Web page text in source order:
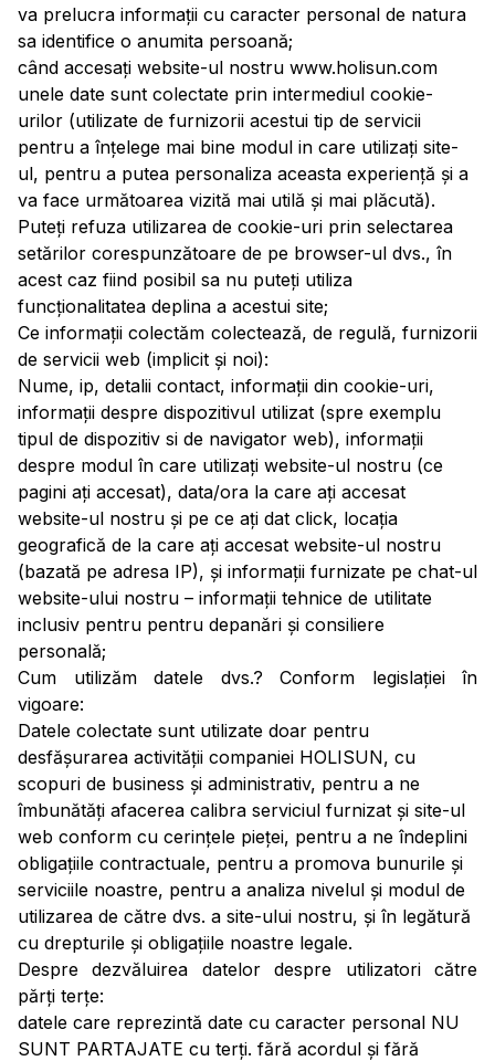
va prelucra informații cu caracter personal de natura
sa identifice o anumita persoană;
când accesați website-ul nostru www.holisun.com
unele date sunt colectate prin intermediul cookie-
urilor (utilizate de furnizorii acestui tip de servicii
pentru a înțelege mai bine modul in care utilizați site-
ul, pentru a putea personaliza aceasta experiență și a
va face următoarea vizită mai utilă și mai plăcută).
Puteți refuza utilizarea de cookie-uri prin selectarea
setărilor corespunzătoare de pe browser-ul dvs., în
acest caz fiind posibil sa nu puteți utiliza
funcționalitatea deplina a acestui site;
Ce informații colectăm colectează, de regulă, furnizorii
de servicii web (implicit și noi):
Nume, ip, detalii contact, informații din cookie-uri,
informații despre dispozitivul utilizat (spre exemplu
tipul de dispozitiv si de navigator web), informații
despre modul în care utilizați website-ul nostru (ce
pagini ați accesat), data/ora la care ați accesat
website-ul nostru și pe ce ați dat click, locația
geografică de la care ați accesat website-ul nostru
(bazată pe adresa IP), și informații furnizate pe chat-ul
website-ului nostru – informații tehnice de utilitate
inclusiv pentru pentru depanări și consiliere
personală;
Cum utilizăm datele dvs.? Conform legislației în
vigoare:
Datele colectate sunt utilizate doar pentru
desfășurarea activității companiei HOLISUN, cu
scopuri de business și administrativ, pentru a ne
îmbunătăți afacerea calibra serviciul furnizat și site-ul
web conform cu cerințele pieței, pentru a ne îndeplini
obligațiile contractuale, pentru a promova bunurile și
serviciile noastre, pentru a analiza nivelul și modul de
utilizarea de către dvs. a site-ului nostru, și în legătură
cu drepturile și obligațiile noastre legale.
Despre dezvăluirea datelor despre utilizatori către
părți terțe:
datele care reprezintă date cu caracter personal NU
SUNT PARTAJATE cu terți. fără acordul și fără